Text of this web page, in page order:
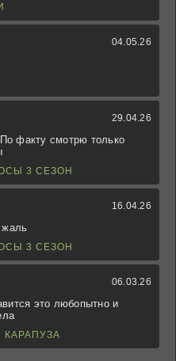
04.05.26
29.04.26
факту смотрю только
3 СЕЗОН
16.04.26
жаль
3 СЕЗОН
06.03.26
это любопытно и